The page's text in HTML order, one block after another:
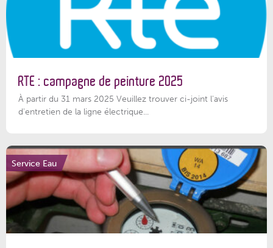
RTE : campagne de peinture 2025
À partir du 31 mars 2025 Veuillez trouver ci-joint l'avis
d'entretien de la ligne électrique...
Service Eau